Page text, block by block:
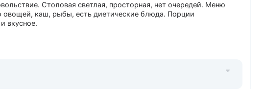
Столовая светлая, просторная, нет очередей. Меню
овощей, каш, рыбы, есть диетические блюда. Порции
вкусное.
сказка: тенистые аллеи, лавочки в укромных уголках.
— кинопоказы, концерты местных коллективов,